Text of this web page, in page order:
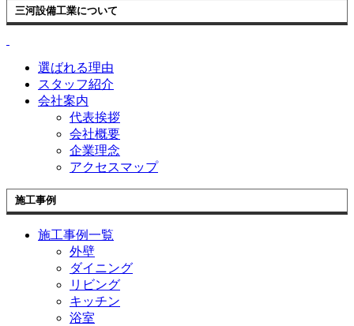
三河設備工業について
選ばれる理由
スタッフ紹介
会社案内
代表挨拶
会社概要
企業理念
アクセスマップ
施工事例
施工事例一覧
外壁
ダイニング
リビング
キッチン
浴室